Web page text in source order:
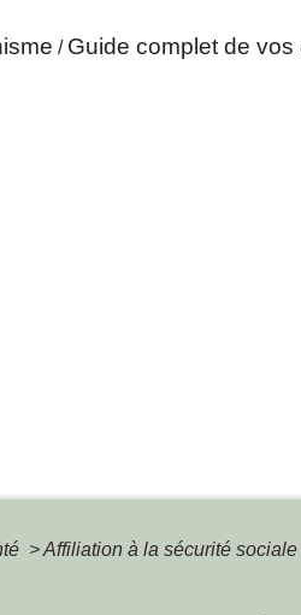
/ Guide complet de vos
>Affiliation à la sécurité